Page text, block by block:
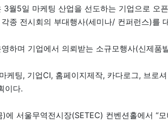
3월5일 마케팅 산업을 선도하는 기업으로 오
종 전시회의 부대행사(세미나/ 컨퍼런스)를
하며 기업에서 의뢰받는 소규모행사(신제품
케팅, 기업CI, 홈페이지제작, 카다로그, 브로
이다.
서울무역전시장(SETEC) 컨벤션홀에서 “